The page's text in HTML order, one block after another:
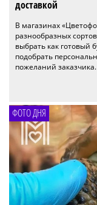
доставкой
В магазинах
разнообразных
выбрать как готовый
подобрать
пожеланий заказчика.
ФОТО ДНЯ